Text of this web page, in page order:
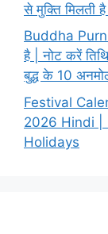
से मुक्ति मिलती
Buddha
है | नोट करें
बुद्ध के 10
Festival
2026 Hindi |
Holidays